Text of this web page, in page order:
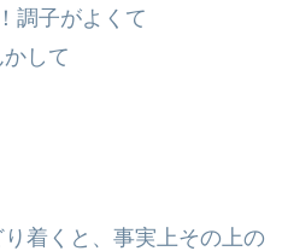
調子がよくて
して
着くと、事実上その上の